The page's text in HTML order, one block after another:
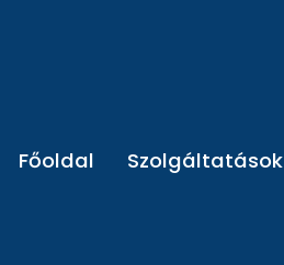
Főoldal Szolgáltatások